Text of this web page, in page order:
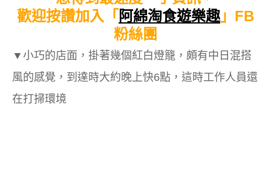
歡迎按讚加入「 阿綿淘食遊樂趣 」FB
粉絲團
▼ 小巧的店面，掛著幾個紅白燈籠，頗有中日混搭
風的感覺，到達時大約晚上快6點，這時工作人員還
在打掃環境